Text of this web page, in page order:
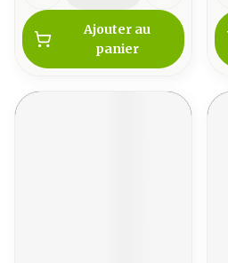
Ajouter au
panier